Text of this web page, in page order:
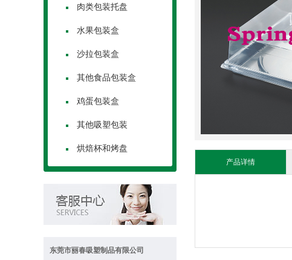
肉类包装托盘
水果包装盒
沙拉包装盒
其他食品包装盒
鸡蛋包装盒
其他吸塑包装
烘焙杯和烤盘
东莞市丽春吸塑制品有限公司
产品详情